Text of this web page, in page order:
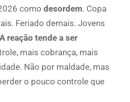
como desordem. Copa
Feriado demais. Jovens
A reação tende a ser
mais cobrança, mais
Não por maldade, mas
o pouco controle que